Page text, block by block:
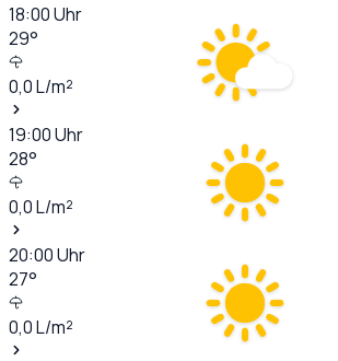
18:00Uhr
29°
0,0L/m²
19:00Uhr
28°
0,0L/m²
20:00Uhr
27°
0,0L/m²